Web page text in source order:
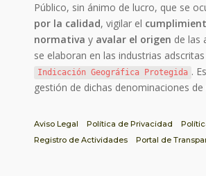
Público, sin ánimo de lucro, que se
por la calidad, vigilar el
normativa y avalar el origen de las
se elaboran en las industrias
Indicación Geográfica Protegida .
gestión de dichas denominaciones de
Aviso Legal Política de Privacidad
Registro de Actividades
Portal de